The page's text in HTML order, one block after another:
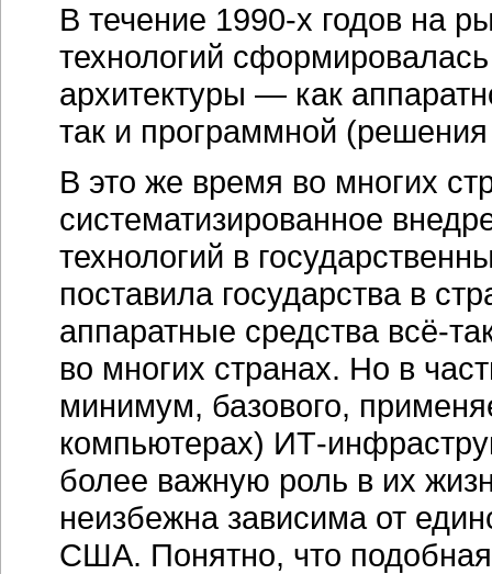
В течение 1990-х годов на
технологий
архитектуры — как
так и программной
В это же время во многих
систематизированное
технологий в
поставила государства в
аппаратные средства всё-
во многих странах. Но в
минимум, базового,
компьютерах) ИТ-
более важную роль в их
неизбежна зависима от
США. Понятно, что